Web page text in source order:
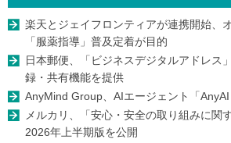
楽天とジェイフロンティアが連携開始、
「服薬指導」普及定着が目的
日本郵便、「ビジネスデジタルアドレス
録・共有機能を提供
AnyMind Group、AIエージェント「
メルカリ、「安心・安全の取り組みに関
2026年上半期版を公開